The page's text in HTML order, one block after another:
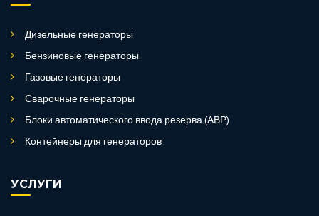
Дизельные генераторы
Бензиновые генераторы
Газовые генераторы
Сварочные генераторы
Блоки автоматического ввода резерва (АВР)
Контейнеры для генераторов
УСЛУГИ